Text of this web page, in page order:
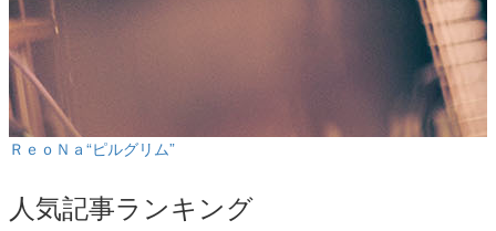
ＲｅｏＮａ“ピルグリム”
人気記事ランキング